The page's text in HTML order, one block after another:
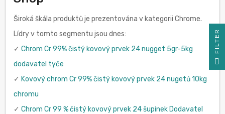
Široká škála produktů je prezentována v kategorii Chrome.
Lídry v tomto segmentu jsou dnes:
✓ Chrom Cr 99% čistý kovový prvek 24 nugget 5gr-5kg
dodavatel tyče
✓ Kovový chrom Cr 99% čistý kovový prvek 24 nugetů 10kg
chromu
✓ Chrom Cr 99 % čistý kovový prvek 24 šupinek Dodavatel
R